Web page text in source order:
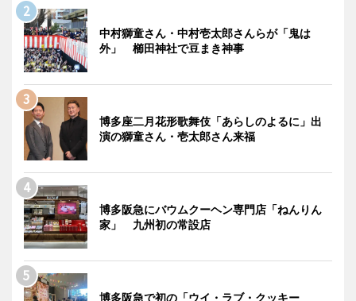
中村獅童さん・中村壱太郎さんらが「鬼は
外」 櫛田神社で豆まき神事
博多座二月花形歌舞伎「あらしのよるに」出
演の獅童さん・壱太郎さん来福
博多阪急にバウムクーヘン専門店「ねんりん
家」 九州初の常設店
博多阪急で初の「ウイ・ラブ・クッキー